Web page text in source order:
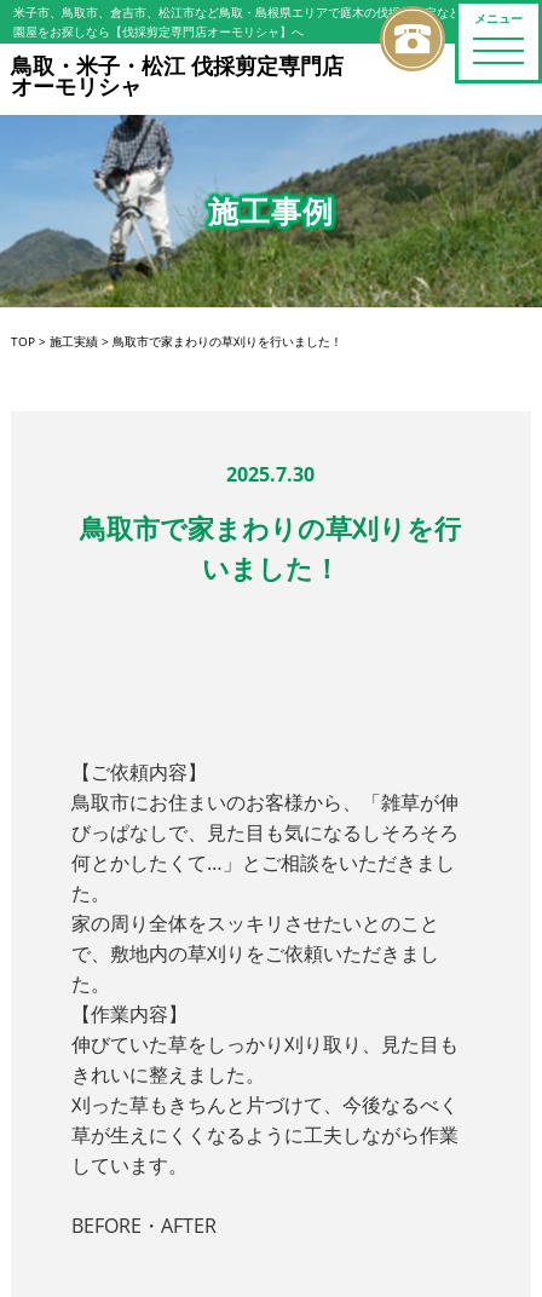
メニュー
toggle
米子市、鳥取市、倉吉市、松江市など鳥取・島根県エリアで庭木の伐採・剪定などの植木屋/造
園屋をお探しなら【伐採剪定専門店オーモリシャ】へ
鳥取・米子・松江 伐採剪定専門店
オーモリシャ
施工事例
TOP> 施工実績> 鳥取市で家まわりの草刈りを行いました！
2025.7.30
鳥取市で家まわりの草刈りを行
いました！
【ご依頼内容】
鳥取市にお住まいのお客様から、「雑草が伸
びっぱなしで、見た目も気になるしそろそろ
何とかしたくて…」とご相談をいただきまし
た。
家の周り全体をスッキリさせたいとのこと
で、敷地内の草刈りをご依頼いただきまし
た。
【作業内容】
伸びていた草をしっかり刈り取り、見た目も
きれいに整えました。
刈った草もきちんと片づけて、今後なるべく
草が生えにくくなるように工夫しながら作業
しています。
BEFORE・AFTER